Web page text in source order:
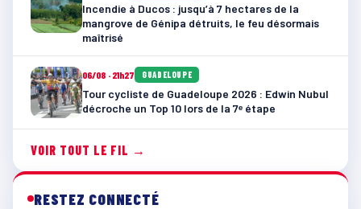
Incendie à Ducos : jusqu’à 7 hectares de la
mangrove de Génipa détruits, le feu désormais
maîtrisé
06/08 · 21h27 GUADELOUPE
Tour cycliste de Guadeloupe 2026 : Edwin Nubul
décroche un Top 10 lors de la 7ᵉ étape
VOIR TOUT LE FIL →
RESTEZ CONNECTÉ